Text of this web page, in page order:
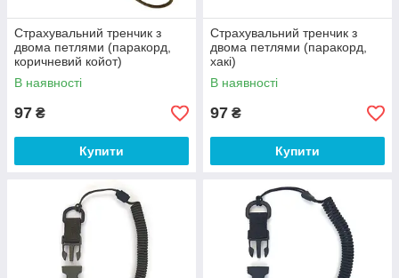
Страхувальний тренчик з
двома петлями (паракорд,
коричневий койот)
В наявності
97 ₴
Купити
Страхувальний тренчик з
двома петлями (паракорд,
хакі)
В наявності
97 ₴
Купити